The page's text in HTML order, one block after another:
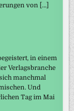
von […]
in einem
Verlagsbranche
manchmal
Und
Tag im Mai